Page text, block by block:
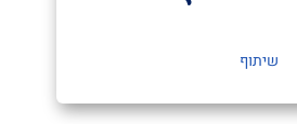
שיתוף